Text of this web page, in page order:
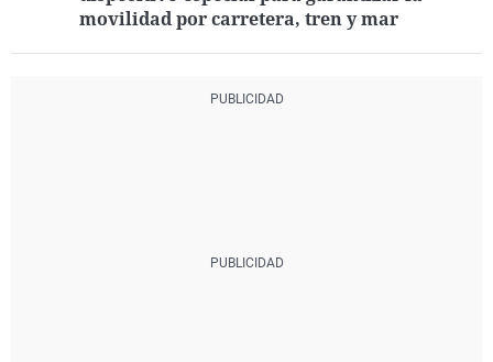
movilidad por carretera, tren y mar